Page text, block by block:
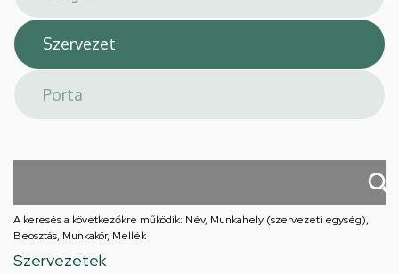
A keresés a következőkre működik: Név, Munkahely (szervezeti egység),
Beosztás, Munkakör, Mellék
Szervezetek